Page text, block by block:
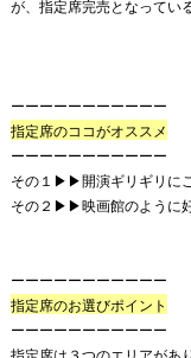
が、指定席完売となってい
ーーーーーーーーーーー
指定席のココがオススメ
ーーーーーーーーーーー
その１▶︎▶︎開演ギリギリに
その２▶︎▶︎映画館のように
ーーーーーーーーーーー
指定席のお選びポイント
ーーーーーーーーーーー
指定席は３つのエリアがあ